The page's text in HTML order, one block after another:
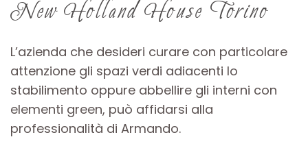
New Holland House Torino
L’azienda che desideri curare con particolare
attenzione gli spazi verdi adiacenti lo
stabilimento oppure abbellire gli interni con
elementi green, può affidarsi alla
professionalità di Armando.